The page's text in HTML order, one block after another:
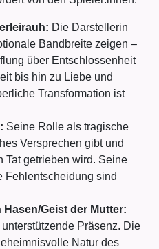
Die Darstellerin
Bandbreite zeigen –
über Entschlossenheit
bis hin zu Liebe und
Transformation ist
Seine Rolle als tragische
Versprechen gibt und
Tat getrieben wird. Seine
Fehlentscheidung sind
Geist der Mutter:
Präsenz. Die
Natur des